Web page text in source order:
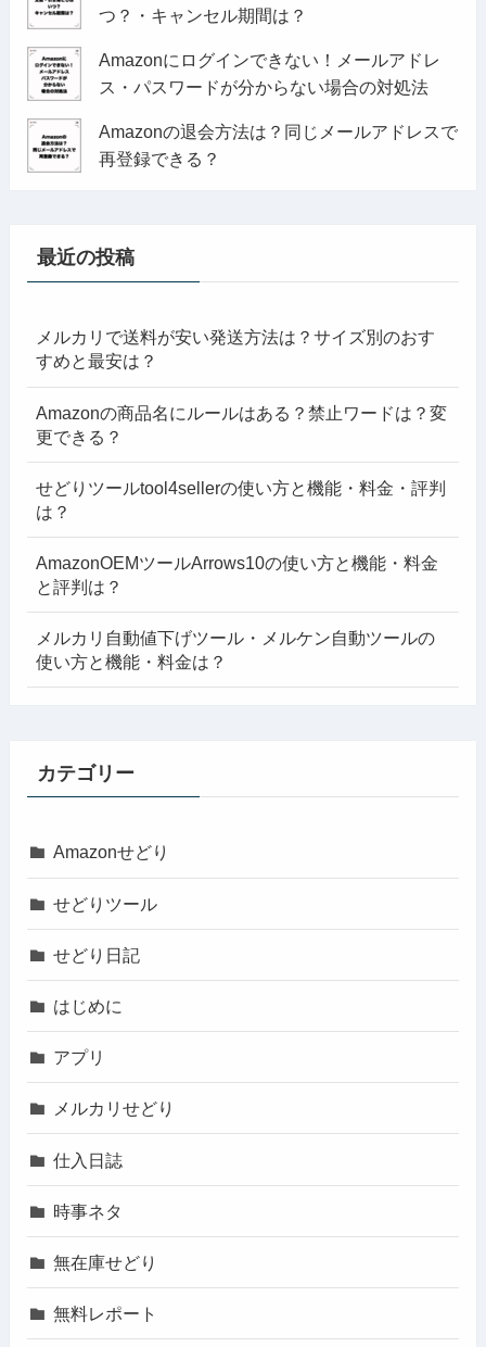
つ？・キャンセル期間は？
Amazonにログインできない！メールアドレ
ス・パスワードが分からない場合の対処法
Amazonの退会方法は？同じメールアドレスで
再登録できる？
最近の投稿
メルカリで送料が安い発送方法は？サイズ別のおす
すめと最安は？
Amazonの商品名にルールはある？禁止ワードは？変
更できる？
せどりツールtool4sellerの使い方と機能・料金・評判
は？
AmazonOEMツールArrows10の使い方と機能・料金
と評判は？
メルカリ自動値下げツール・メルケン自動ツールの
使い方と機能・料金は？
カテゴリー
Amazonせどり
せどりツール
せどり日記
はじめに
アプリ
メルカリせどり
仕入日誌
時事ネタ
無在庫せどり
無料レポート